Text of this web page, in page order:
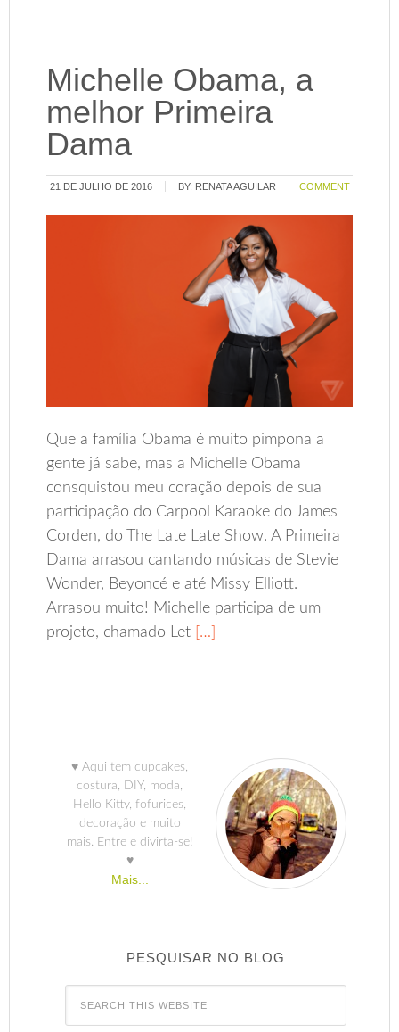
Michelle Obama, a
melhor Primeira
Dama
21 DE JULHO DE 2016 BY: RENATA AGUILAR COMMENT
Que a família Obama é muito pimpona a
gente já sabe, mas a Michelle Obama
consquistou meu coração depois de sua
participação do Carpool Karaoke do James
Corden, do The Late Late Show. A Primeira
Dama arrasou cantando músicas de Stevie
Wonder, Beyoncé e até Missy Elliott.
Arrasou muito! Michelle participa de um
projeto, chamado Let […]
♥ Aqui tem cupcakes,
costura, DIY, moda,
Hello Kitty, fofurices,
decoração e muito
mais. Entre e divirta-se!
♥
Mais...
PESQUISAR NO BLOG